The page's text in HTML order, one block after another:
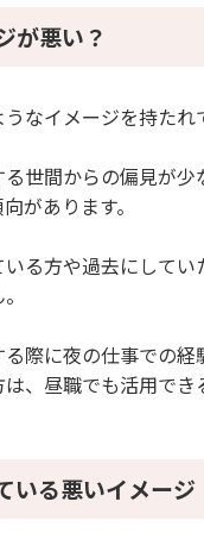
ージを持っている企業
る
夫する
得する
職をするなら「昼ジョ
が悪い？
なイメージを持たれ
世間からの偏見が
があります。
る方や過去にして
際に夜の仕事での
、昼職でも活用で
いる悪いイメージ